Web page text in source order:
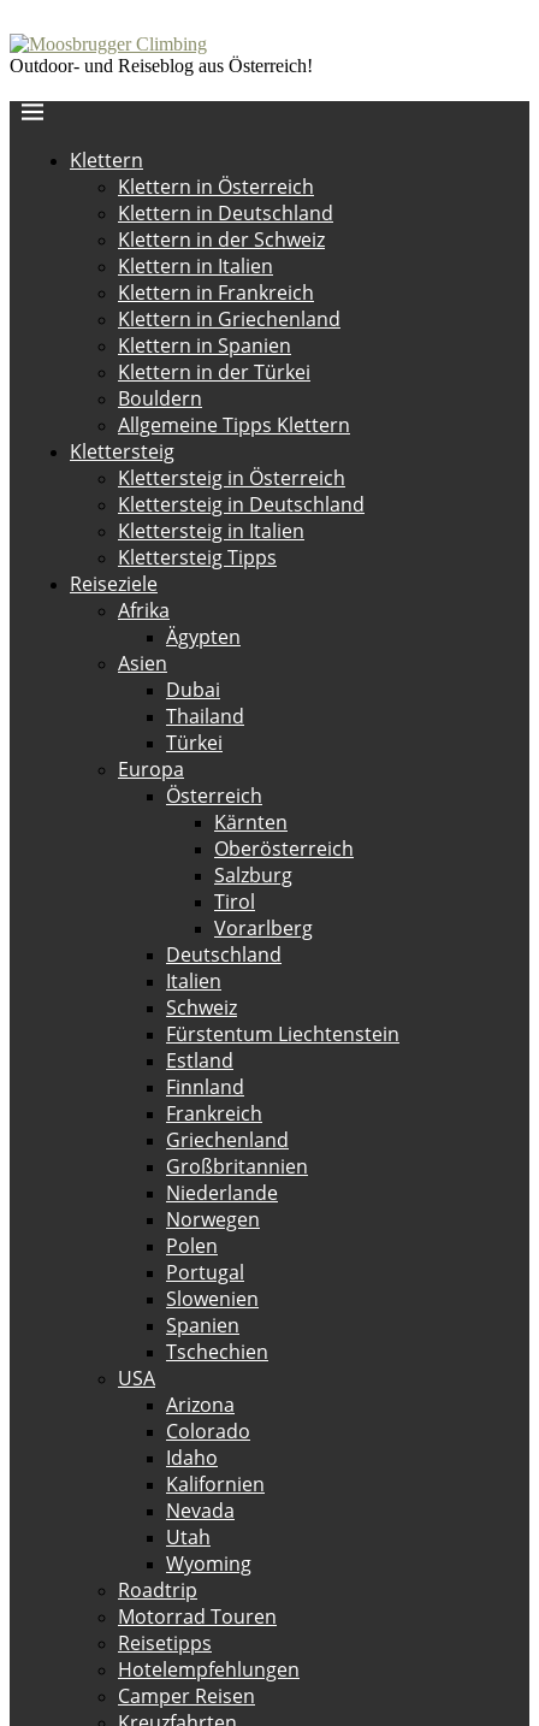
Outdoor- und Reiseblog aus Österreich!
Klettern
Klettern in Österreich
Klettern in Deutschland
Klettern in der Schweiz
Klettern in Italien
Klettern in Frankreich
Klettern in Griechenland
Klettern in Spanien
Klettern in der Türkei
Bouldern
Allgemeine Tipps Klettern
Klettersteig
Klettersteig in Österreich
Klettersteig in Deutschland
Klettersteig in Italien
Klettersteig Tipps
Reiseziele
Afrika
Ägypten
Asien
Dubai
Thailand
Türkei
Europa
Österreich
Kärnten
Oberösterreich
Salzburg
Tirol
Vorarlberg
Deutschland
Italien
Schweiz
Fürstentum Liechtenstein
Estland
Finnland
Frankreich
Griechenland
Großbritannien
Niederlande
Norwegen
Polen
Portugal
Slowenien
Spanien
Tschechien
USA
Arizona
Colorado
Idaho
Kalifornien
Nevada
Utah
Wyoming
Roadtrip
Motorrad Touren
Reisetipps
Hotelempfehlungen
Camper Reisen